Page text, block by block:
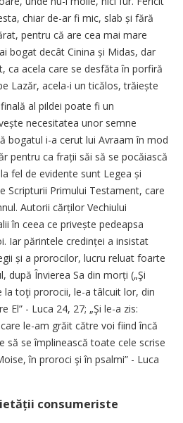
chiar de-ar fi mic, slab și fără
pentru că are cea mai mare
bogat decât Cinina și Midas, dar
ca acela care se desfăta în porfiră
Lazăr, acela-i un ticălos, trăiește
al pildei poate fi un
necesitatea unor semne
bogatul i-a cerut lui Avraam în mod
pentru ca frații săi să se pocăiască
fel de evidente sunt Legea și
Scripturii Primului Testament, care
Autorii cărților Vechiului
în ceea ce privește pedeapsa
Iar părintele cre­dinței a insistat
și a prorocilor, lucru reluat foarte
după Învierea Sa din morți („Şi
la toţi prorocii, le-a tâlcuit lor, din
El” - Luca 24, 27; „Şi le-a zis:
le-am grăit către voi fiind încă
să se împlinească toate cele scrise
în proroci şi în psalmi” - Luca
consumeriste